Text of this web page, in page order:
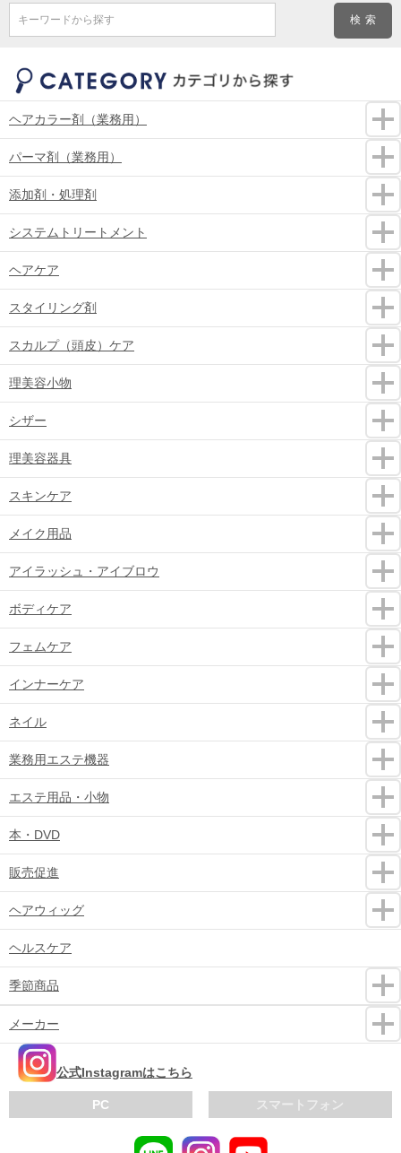
キーワードから探す
ヘアカラー剤（業務用）
パーマ剤（業務用）
添加剤・処理剤
システムトリートメント
ヘアケア
スタイリング剤
スカルプ（頭皮）ケア
理美容小物
シザー
理美容器具
スキンケア
メイク用品
アイラッシュ・アイブロウ
ボディケア
フェムケア
インナーケア
ネイル
業務用エステ機器
エステ用品・小物
本・DVD
販売促進
ヘアウィッグ
ヘルスケア
季節商品
メーカー
公式Instagramはこちら
スマートフォン
PC